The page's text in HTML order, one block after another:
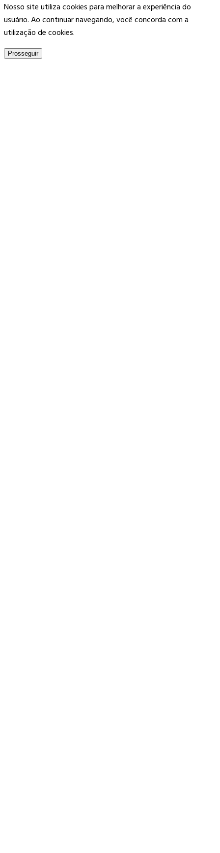
Nosso site utiliza cookies para melhorar a experiência do
usuário. Ao continuar navegando, você concorda com a
utilização de cookies.
Prosseguir